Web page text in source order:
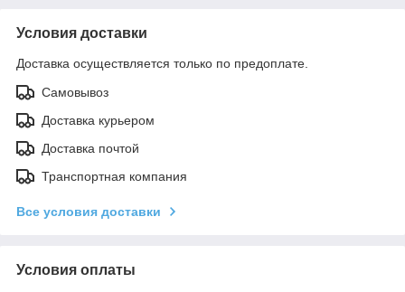
Условия доставки
Доставка осуществляется только по предоплате.
Самовывоз
Доставка курьером
Доставка почтой
Транспортная компания
Все условия доставки
Условия оплаты